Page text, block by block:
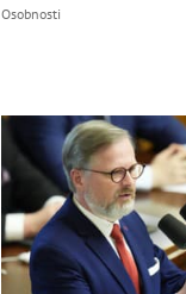
Osobnosti